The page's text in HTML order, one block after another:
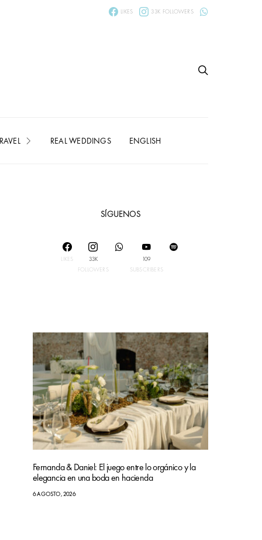
LIKES 33K FOLLOWERS
REAL WEDDINGS ENGLISH
SÍGUENOS
LIKES
33K
FOLLOWERS
109
SUBSCRIBERS
Fernanda & Daniel: El juego entre lo orgánico y la
elegancia en una boda en hacienda
6 AGOSTO, 2026